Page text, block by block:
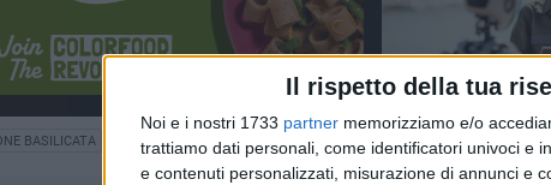
Il rispetto della tua
Noi e i nostri 1733 partner memorizziamo e/o
trattiamo dati personali, come identificatori univoci e
e contenuti personalizzati, misurazione di annunci e
BASILICATA LAVORO UIL